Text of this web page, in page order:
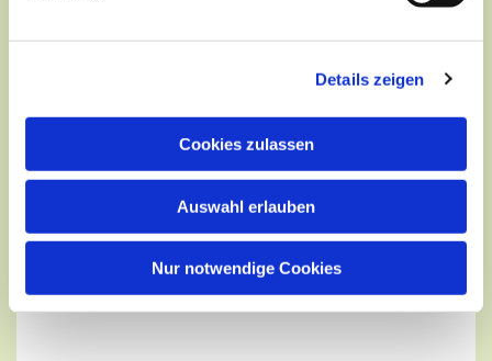
Details zeigen
Cookies zulassen
Auswahl erlauben
Nur notwendige Cookies
Dies könnte Sie auch